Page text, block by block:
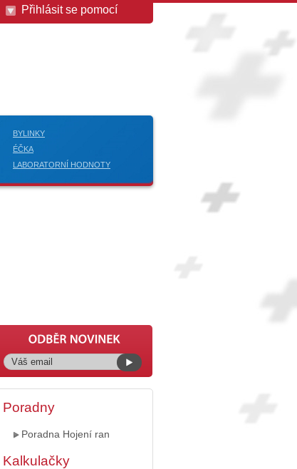
Přihlásit se pomocí
BYLINKY
ÉČKA
LABORATORNÍ HODNOTY
Poradny
Poradna Hojení ran
Kalkulačky